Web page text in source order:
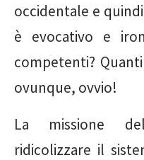
occidentale e
è evocativo e
competenti?
ovunque, ovvio!
La missione
ridicolizzare il